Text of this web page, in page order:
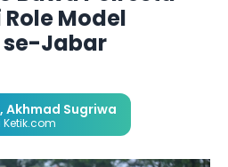
Model
Jabar
, Akhmad Sugriwa